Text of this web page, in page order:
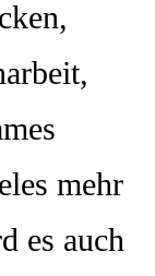
mehr
es auch